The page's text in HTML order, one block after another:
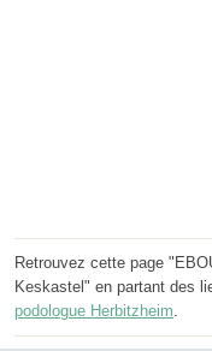
Retrouvez cette page
Keskastel" en partant des
podologue Herbitzheim